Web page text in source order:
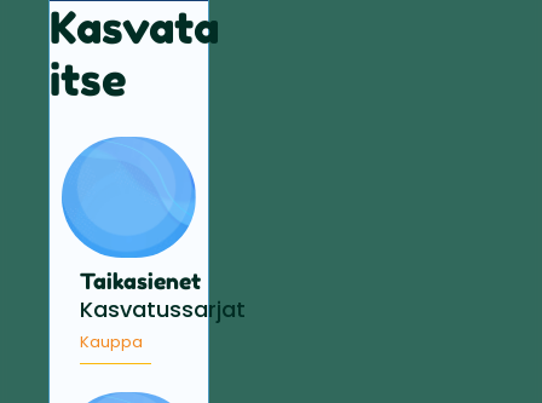
Kasvata
itse
Taikasienet
Kasvatussarjat
Kauppa